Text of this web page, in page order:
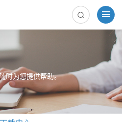
时为您提供帮助。